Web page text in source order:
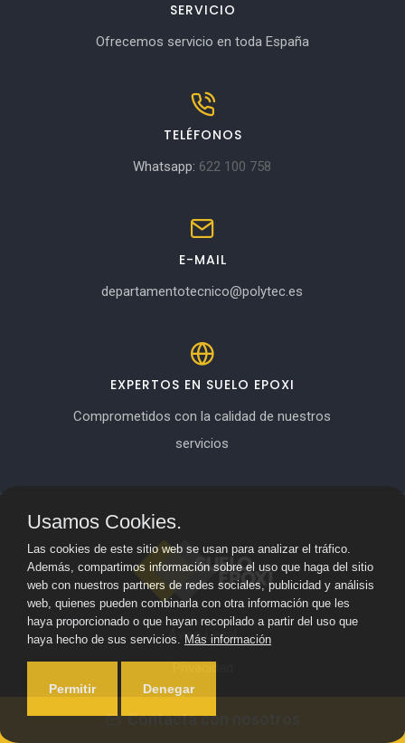
Contacta con nosotros
SERVICIO
Ofrecemos servicio en toda España
TELÉFONOS
Whatsapp: 622 100 758
E-MAIL
departamentotecnico@polytec.es
EXPERTOS EN SUELO EPOXI
Comprometidos con la calidad de nuestros
servicios
Aviso Legal
Usamos Cookies.
Las cookies de este sitio web se usan para analizar el tráfico.
Además, compartimos información sobre el uso que haga del sitio
web con nuestros partners de redes sociales, publicidad y análisis
web, quienes pueden combinarla con otra información que les
haya proporcionado o que hayan recopilado a partir del uso que
haya hecho de sus servicios. Más información
Permitir Denegar